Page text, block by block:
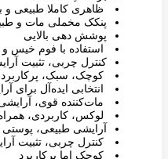
ظاهری کاملا طبیعی و
پنکک مخملی مات و
پوشش دهی بالایی
استفاده با فوم خیس
کنترل چربی، تثبیت
کوچک، سبک، پرکاربرد
انتخابی ایده‌آل برای
مات‌کننده قوی، آرایشی
لوکس، کاربردی،
آرایشی طبیعی،
کنترل چربی، تثبیت
کوچک اما پرکاربرد